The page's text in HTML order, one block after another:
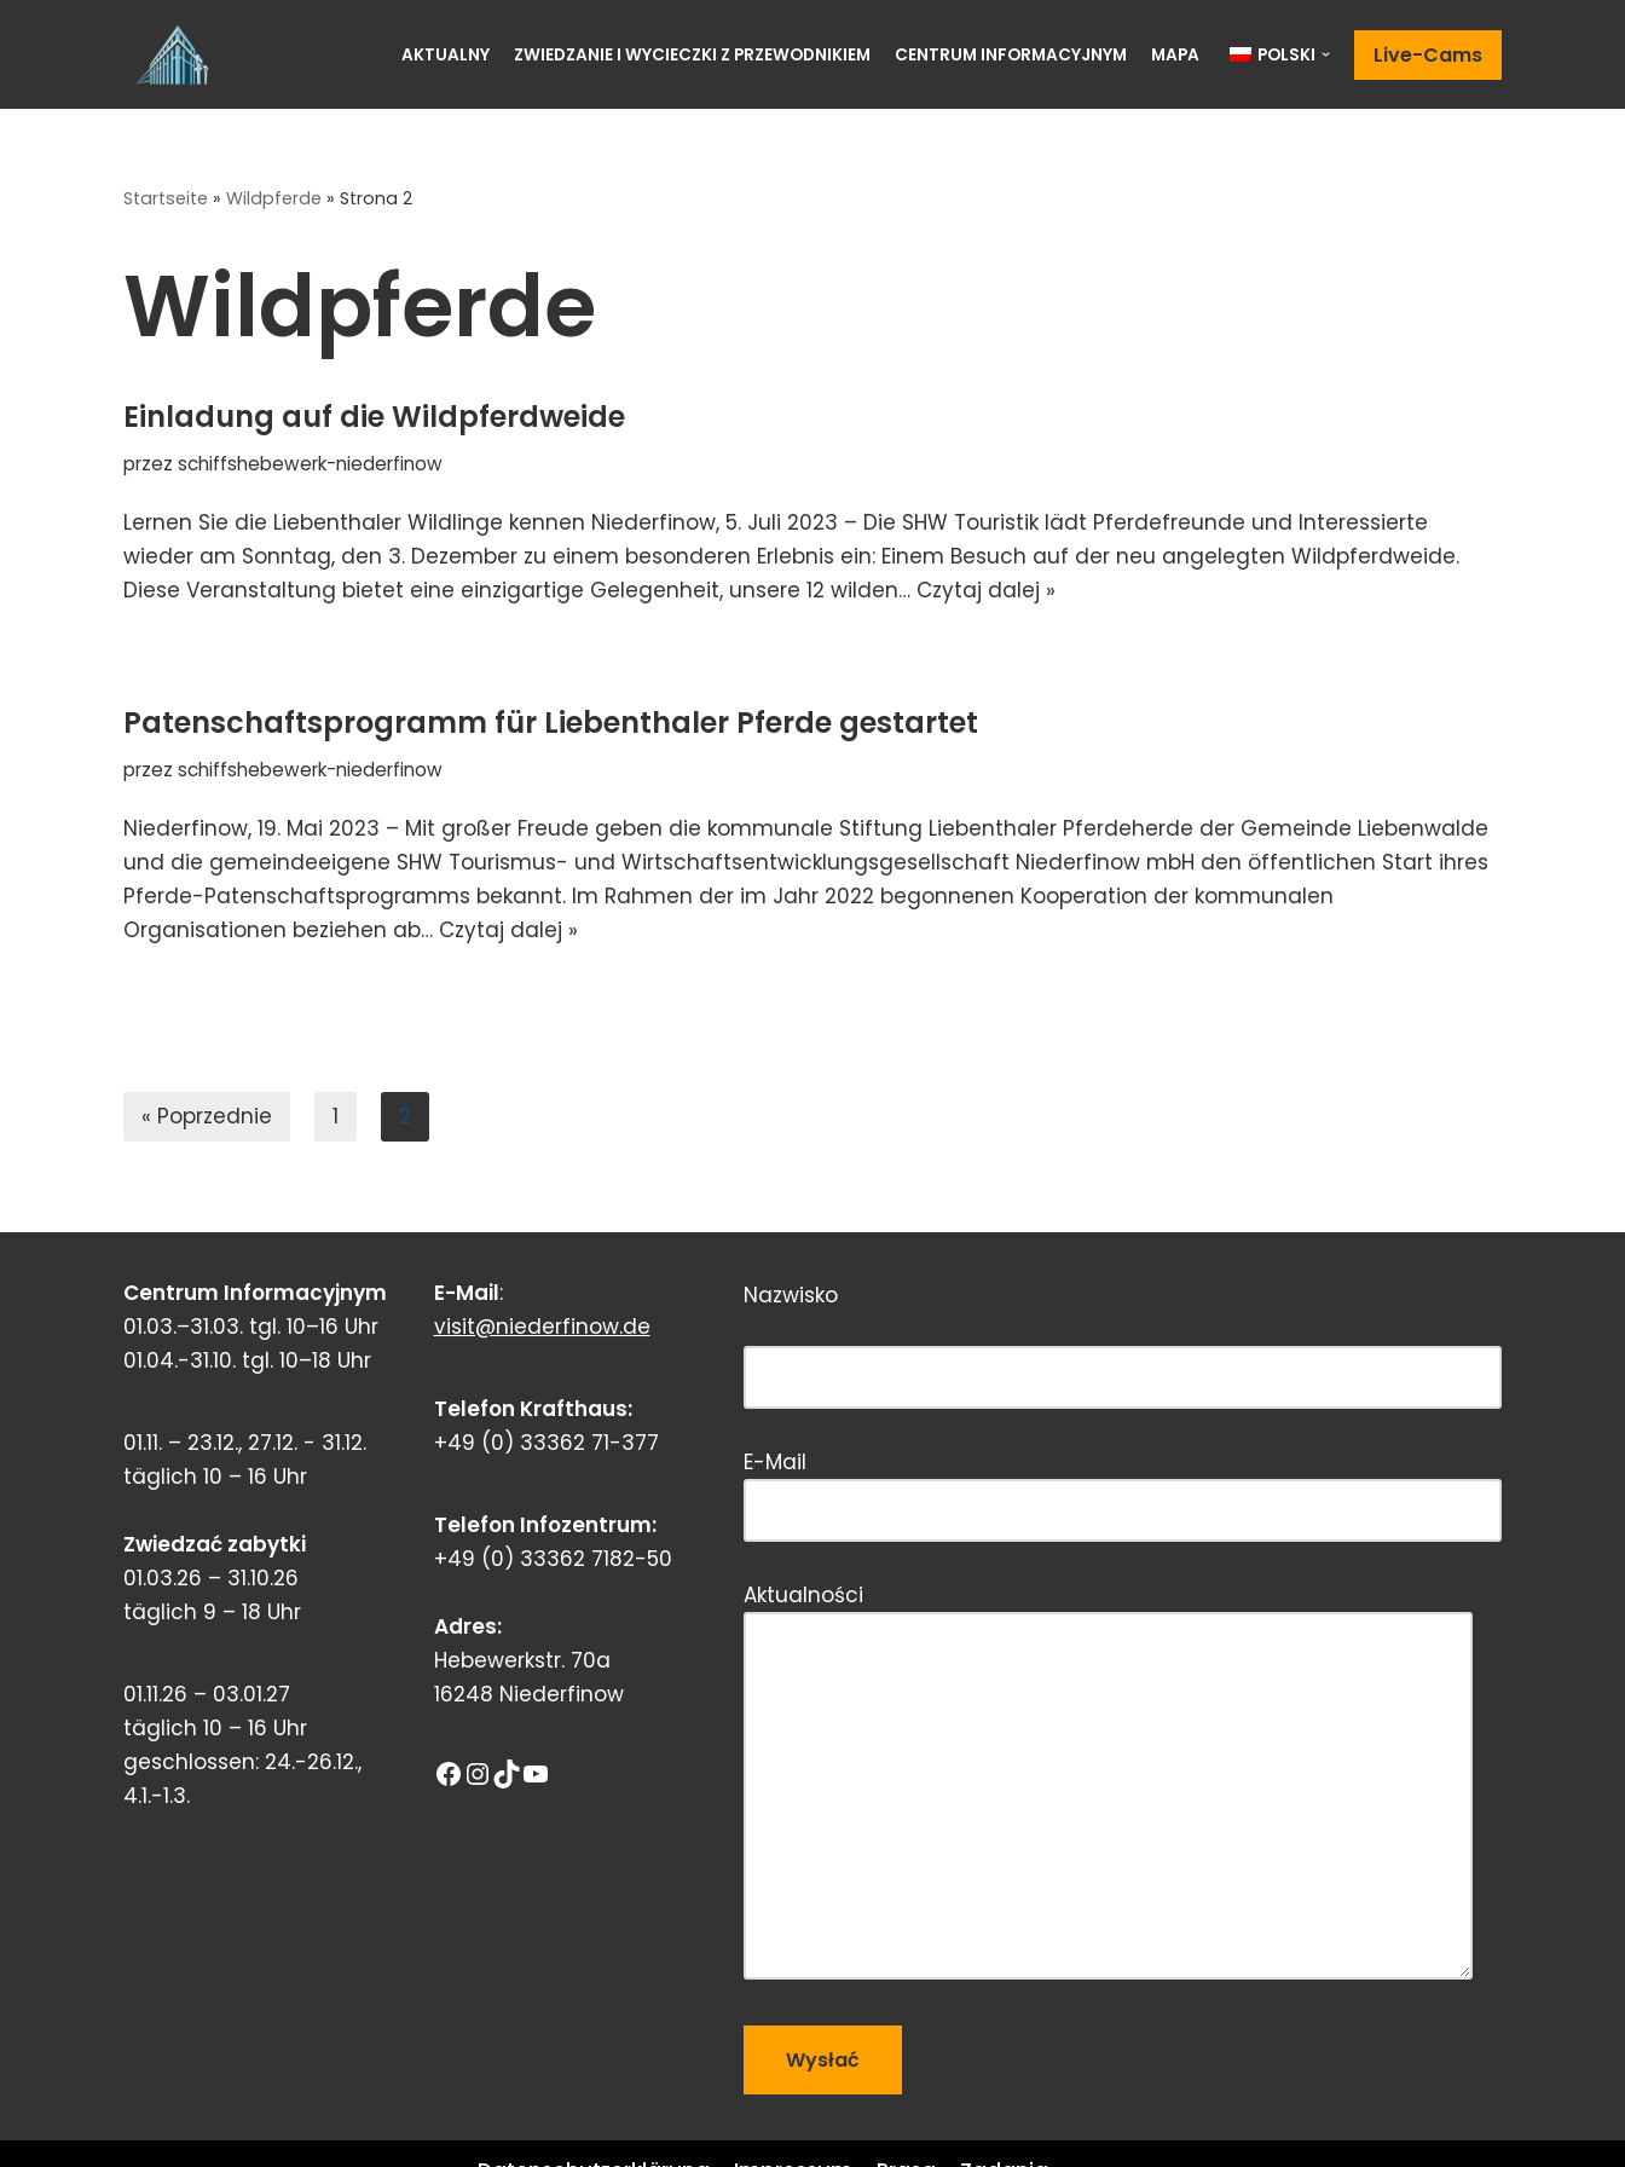
do
AKTUALNY ZWIEDZANIE I WYCIECZKI Z PRZEWODNIKIEM CENTRUM INFORMACYJNYM MAPA POLSKI Live-Cams
Startseite » Wildpferde » Strona 2
Wildpferde
Einladung auf die Wildpferdweide
przez schiffshebewerk-niederfinow
Lernen Sie die Liebenthaler Wildlinge kennen Niederfinow, 5. Juli 2023 – Die SHW Touristik lädt Pferdefreunde und Interessierte
wieder am Sonntag, den 3. Dezember zu einem besonderen Erlebnis ein: Einem Besuch auf der neu angelegten Wildpferdweide.
Diese Veranstaltung bietet eine einzigartige Gelegenheit, unsere 12 wilden… Czytaj dalej »
Patenschaftsprogramm für Liebenthaler Pferde gestartet
przez schiffshebewerk-niederfinow
Niederfinow, 19. Mai 2023 – Mit großer Freude geben die kommunale Stiftung Liebenthaler Pferdeherde der Gemeinde Liebenwalde
und die gemeindeeigene SHW Tourismus- und Wirtschaftsentwicklungsgesellschaft Niederfinow mbH den öffentlichen Start ihres
Pferde-Patenschaftsprogramms bekannt. Im Rahmen der im Jahr 2022 begonnenen Kooperation der kommunalen
Organisationen beziehen ab… Czytaj dalej »
« Poprzednie 1 2
Centrum Informacyjnym
01.03.–31.03. tgl. 10–16 Uhr
01.04.-31.10. tgl. 10–18 Uhr
01.11. – 23.12., 27.12. - 31.12.
täglich 10 – 16 Uhr
Zwiedzać zabytki
01.03.26 – 31.10.26
täglich 9 – 18 Uhr
01.11.26 – 03.01.27
täglich 10 – 16 Uhr
geschlossen: 24.-26.12.,
4.1.-1.3.
E-Mail:
visit@niederfinow.de
Telefon Krafthaus:
+49 (0) 33362 71-377
Telefon Infozentrum:
+49 (0) 33362 7182-50
Adres:
Hebewerkstr. 70a
16248 Niederfinow
Nazwisko
Bitte dieses Feld leer lassen!
Bitte dieses Feld leer lassen!
E-Mail
Aktualności